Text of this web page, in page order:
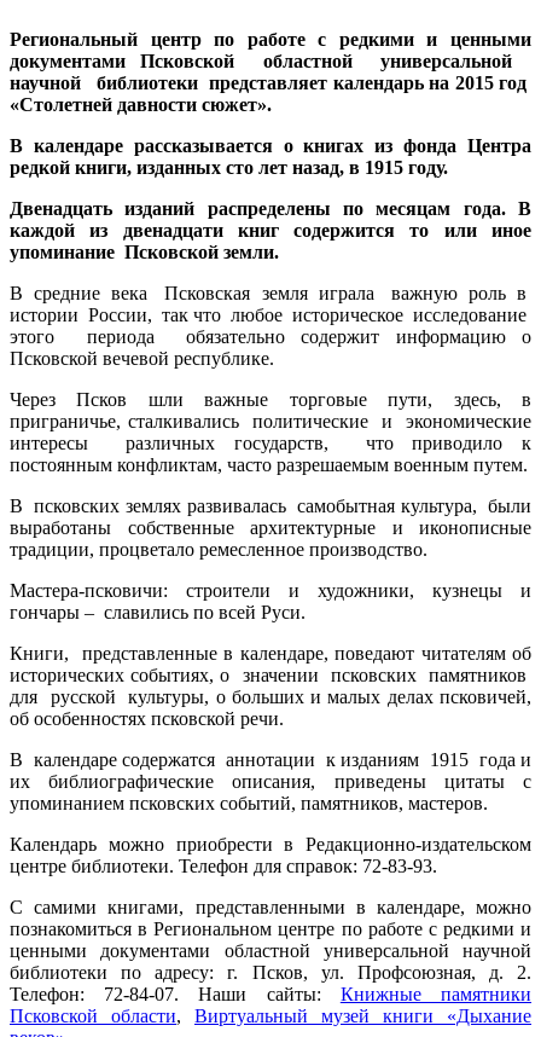
Региональный центр по работе с редкими и ценными
документами Псковской областной универсальной
научной библиотеки представляет календарь на 2015 год
«Столетней давности сюжет».
В календаре рассказывается о книгах из фонда Центра
редкой книги, изданных сто лет назад, в 1915 году.
Двенадцать изданий распределены по месяцам года. В
каждой из двенадцати книг содержится то или иное
упоминание Псковской земли.
В средние века Псковская земля играла важную роль в
истории России, так что любое историческое исследование
этого периода обязательно содержит информацию о
Псковской вечевой республике.
Через Псков шли важные торговые пути, здесь, в
приграничье, сталкивались политические и экономические
интересы различных государств, что приводило к
постоянным конфликтам, часто разрешаемым военным путем.
В псковских землях развивалась самобытная культура, были
выработаны собственные архитектурные и иконописные
традиции, процветало ремесленное производство.
Мастера-псковичи: строители и художники, кузнецы и
гончары – славились по всей Руси.
Книги, представленные в календаре, поведают читателям об
исторических событиях, о значении псковских памятников
для русской культуры, о больших и малых делах псковичей,
об особенностях псковской речи.
В календаре содержатся аннотации к изданиям 1915 года и
их библиографические описания, приведены цитаты с
упоминанием псковских событий, памятников, мастеров.
Календарь можно приобрести в Редакционно-издательском
центре библиотеки. Телефон для справок: 72-83-93.
С самими книгами, представленными в календаре, можно
познакомиться в Региональном центре по работе с редкими и
ценными документами областной универсальной научной
библиотеки по адресу: г. Псков, ул. Профсоюзная, д. 2.
Телефон: 72-84-07. Наши сайты: Книжные памятники
Псковской области, Виртуальный музей книги «Дыхание